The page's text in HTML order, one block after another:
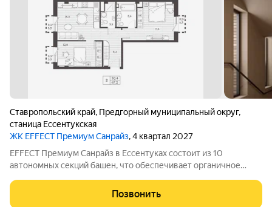
Ставропольский край, Предгорный муниципальный округ,
станица Ессентукская
ЖК EFFECT Премиум Санрайз, 4 квартал 2027
EFFECT Премиум Санрайз в Ессентуках состоит из 10
автономных секций башен, что обеспечивает органичное
оттенках подчеркивает архитектурную аутентичность и
статус проекта. Цветовые акценты остекления
Позвонить